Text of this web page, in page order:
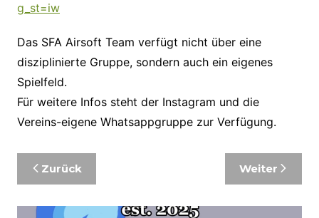
g_st=iw
Das SFA Airsoft Team verfügt nicht über eine
disziplinierte Gruppe, sondern auch ein eigenes
Spielfeld.
Für weitere Infos steht der Instagram und die
Vereins-eigene Whatsappgruppe zur Verfügung.
Beitragsnavigation
Zurück Weiter